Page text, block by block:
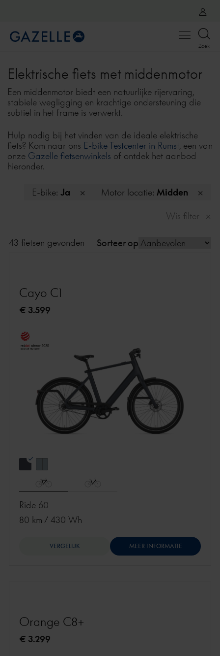
Open
Zoek
Elektrische fiets met middenmotor
Een middenmotor biedt een natuurlijke rijervaring,
stabiele wegligging en krachtige ondersteuning die
subtiel in het frame is verwerkt.
Hulp nodig bij het vinden van de ideale elektrische
fiets? Kom naar ons E-bike Testcenter in Rumst, een van
onze Gazelle fietsenwinkels of ontdek het aanbod
hieronder.
E-bike: Ja Motor locatie: Midden
Wis filter
43 fietsen gevonden Sorteer op
Cayo C1
€ 3.599
Ride 60
80 km / 430 Wh
VERGELIJK MEER INFORMATIE
Orange C8+
€ 3.299